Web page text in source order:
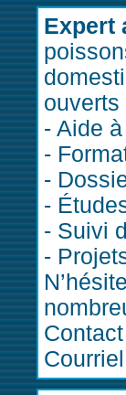
Expert
- Aide
-
-
-
- Suivi
-